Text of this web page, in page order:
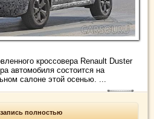
кроссовера Renault Duster
автомобиля состоится на
салоне этой осенью. ...
полностью